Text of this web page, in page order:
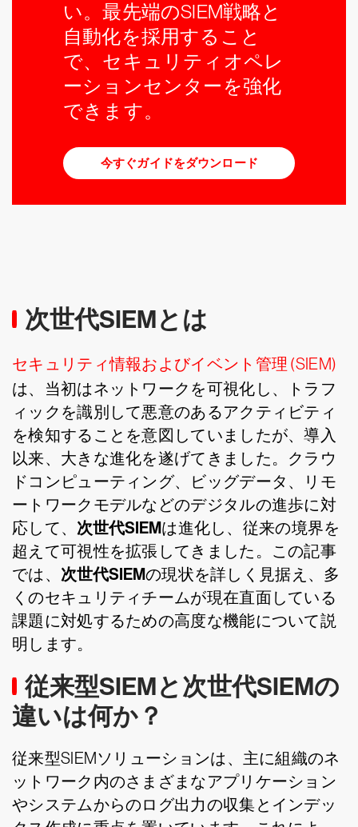
い。最先端のSIEM戦略と
自動化を採用すること
で、セキュリティオペレ
ーションセンターを強化
できます。
今すぐガイドをダウンロード
次世代SIEMとは
セキュリティ情報およびイベント管理 (SIEM)
は、当初はネットワークを可視化し、トラフ
ィックを識別して悪意のあるアクティビティ
を検知することを意図していましたが、導入
以来、大きな進化を遂げてきました。クラウ
ドコンピューティング、ビッグデータ、リモ
ートワークモデルなどのデジタルの進歩に対
応して、 次世代SIEMは進化し、従来の境界を
超えて可視性を拡張してきました。この記事
では、 次世代SIEMの現状を詳しく見据え、多
くのセキュリティチームが現在直面している
課題に対処するための高度な機能について説
明します。
従来型SIEMと次世代SIEMの
違いは何か？
従来型SIEMソリューションは、主に組織のネ
ットワーク内のさまざまなアプリケーション
やシステムからのログ出力の収集とインデッ